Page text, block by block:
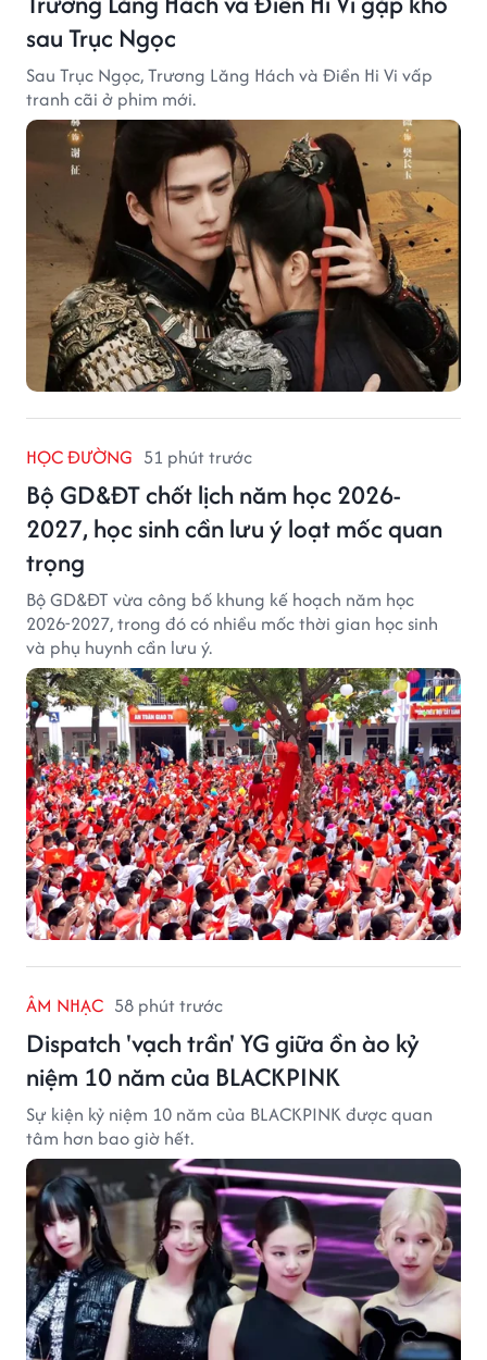
sau Trục Ngọc
Sau Trục Ngọc, Trương Lăng Hách và Điền Hi Vi vấp
tranh cãi ở phim mới.
HỌC ĐƯỜNG 51 phút trước
Bộ GD&ĐT chốt lịch năm học 2026-
2027, học sinh cần lưu ý loạt mốc quan
trọng
Bộ GD&ĐT vừa công bố khung kế hoạch năm học
2026-2027, trong đó có nhiều mốc thời gian học sinh
và phụ huynh cần lưu ý.
ÂM NHẠC 58 phút trước
Dispatch 'vạch trần' YG giữa ồn ào kỷ
niệm 10 năm của BLACKPINK
Sự kiện kỷ niệm 10 năm của BLACKPINK được quan
tâm hơn bao giờ hết.